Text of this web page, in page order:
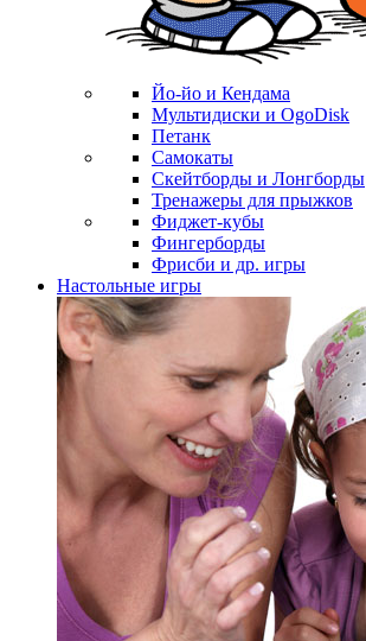
Йо-йо и Кендама
Мультидиски и OgoDisk
Петанк
Самокаты
Скейтборды и Лонгборды
Тренажеры для прыжков
Фиджет-кубы
Фингерборды
Фрисби и др. игры
Настольные игры